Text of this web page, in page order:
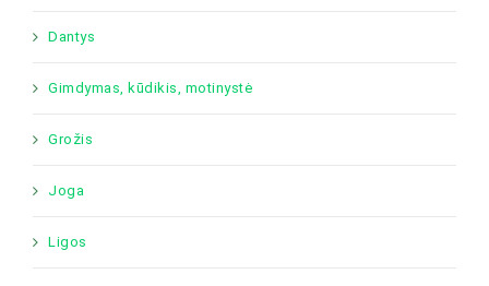
Dantys
Gimdymas, kūdikis, motinystė
Grožis
Joga
Ligos